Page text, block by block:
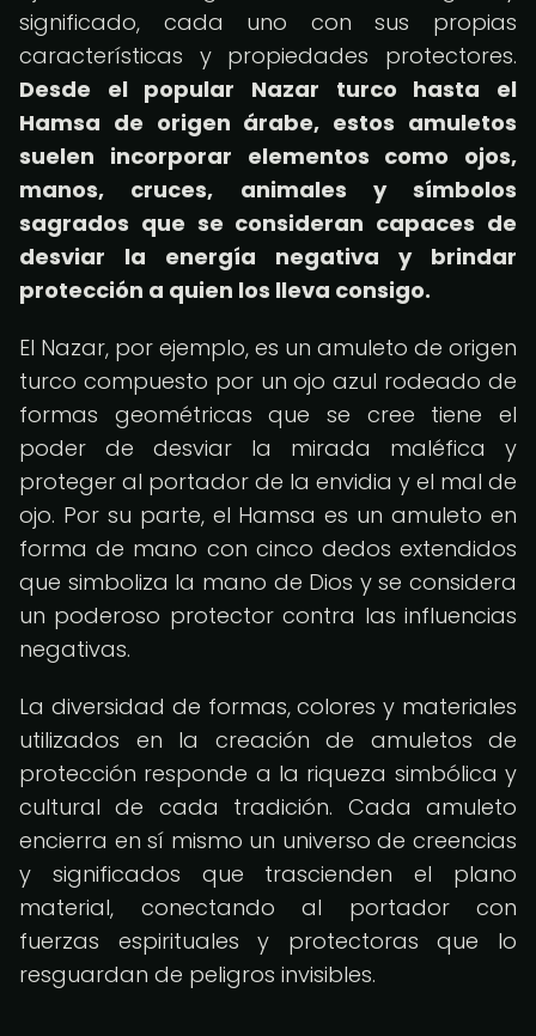
significado, cada uno con sus propias
características y propiedades protectores.
Desde el popular Nazar turco hasta el
Hamsa de origen árabe, estos amuletos
suelen incorporar elementos como ojos,
manos, cruces, animales y símbolos
sagrados que se consideran capaces de
desviar la energía negativa y brindar
protección a quien los lleva consigo.
El Nazar, por ejemplo, es un amuleto de origen
turco compuesto por un ojo azul rodeado de
formas geométricas que se cree tiene el
poder de desviar la mirada maléfica y
proteger al portador de la envidia y el mal de
ojo. Por su parte, el Hamsa es un amuleto en
forma de mano con cinco dedos extendidos
que simboliza la mano de Dios y se considera
un poderoso protector contra las influencias
negativas.
La diversidad de formas, colores y materiales
utilizados en la creación de amuletos de
protección responde a la riqueza simbólica y
cultural de cada tradición. Cada amuleto
encierra en sí mismo un universo de creencias
y significados que trascienden el plano
material, conectando al portador con
fuerzas espirituales y protectoras que lo
resguardan de peligros invisibles.